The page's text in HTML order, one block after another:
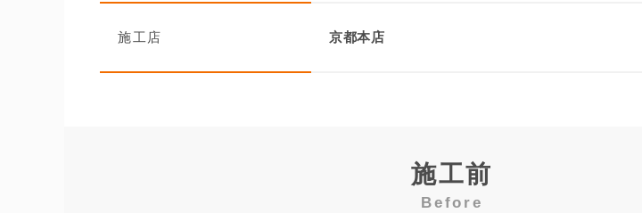
施工店 京都本店
施工前
Before